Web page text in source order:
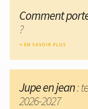
Comment
?
EN SAVOIR PLUS
Jupe en jean:
2026-2027